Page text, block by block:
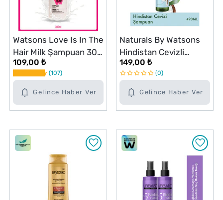
Gelince Haber Ver
Watsons Love Is In The
Hair Milk Şampuan 300
ml
109,00 ₺
107
Gelince Haber Ver
Naturals By Watsons
Hindistan Cevizli
Şampuan 490 ml
149,00 ₺
0